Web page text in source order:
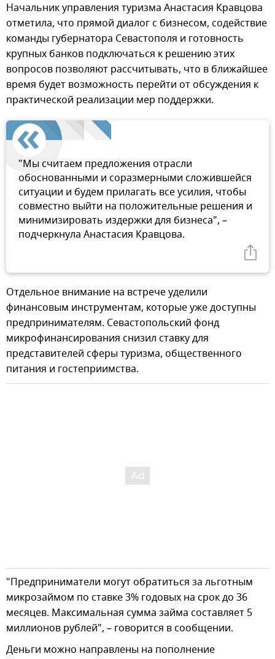
Начальник управления туризма Анастасия Кравцова
отметила, что прямой диалог с бизнесом, содействие
команды губернатора Севастополя и готовность
крупных банков подключаться к решению этих
вопросов позволяют рассчитывать, что в ближайшее
время будет возможность перейти от обсуждения к
практической реализации мер поддержки.
"Мы считаем предложения отрасли
обоснованными и соразмерными сложившейся
ситуации и будем прилагать все усилия, чтобы
совместно выйти на положительные решения и
минимизировать издержки для бизнеса", –
подчеркнула Анастасия Кравцова.
Отдельное внимание на встрече уделили
финансовым инструментам, которые уже доступны
предпринимателям. Севастопольский фонд
микрофинансирования снизил ставку для
представителей сферы туризма, общественного
питания и гостеприимства.
"Предприниматели могут обратиться за льготным
микрозаймом по ставке 3% годовых на срок до 36
месяцев. Максимальная сумма займа составляет 5
миллионов рублей", – говорится в сообщении.
Деньги можно направлены на пополнение